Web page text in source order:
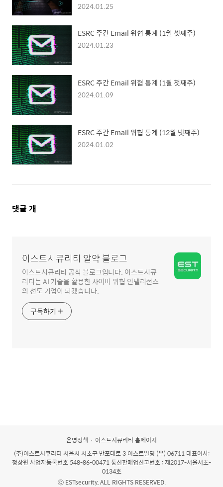
2024.01.25
ESRC 주간 Email 위협 통계 (1월 셋째주)
2024.01.23
ESRC 주간 Email 위협 통계 (1월 첫째주)
2024.01.09
ESRC 주간 Email 위협 통계 (12월 넷째주)
2024.01.02
댓
댓글 개
이스트시큐리티 알약 블로그
이스트시큐리티 공식 블로그입니다. 이스트시큐
리티는 AI 기술을 활용한 사이버 위협 인텔리전스
의 선도 기업이 되겠습니다.
구독하기
운영정책
이스트시큐리티 홈페이지
(주)이스트시큐리티 서울시 서초구 반포대로 3 이스트빌딩 (우) 06711 대표이사:
정상원 사업자등록번호 548-86-00471 통신판매업신고번호 : 제2017-서울서초-
0134호
Ⓒ ESTsecurity, ALL RIGHTS RESERVED.